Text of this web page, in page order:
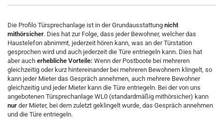
Die Profilo Türsprechanlage ist in der Grundausstattung nicht
mithörsicher. Dies hat zur Folge, dass jeder Bewohner, welcher das
Haustelefon abnimmt, jederzeit hören kann, was an der Türstation
gesprochen wird und auch jederzeit die Türe entriegeln kann. Dies hat
aber auch erhebliche Vorteile: Wenn der Postboote bei mehreren
gleichzeitig oder kurz hintereinander bei mehreren Bewohnern klingelt, so
kann jeder Mieter das Gespräch annehmen, auch mehrere Bewohner
gleichzeitig und jeder Mieter kann die Türe entriegeln. Bei der von uns
angebotenen Türsprechanlage WL0 (standardmäßig mithörsicher) kann
nur der Mieter, bei dem zuletzt geklingelt wurde, das Gespräch annehmen
und die Türe entriegeln.